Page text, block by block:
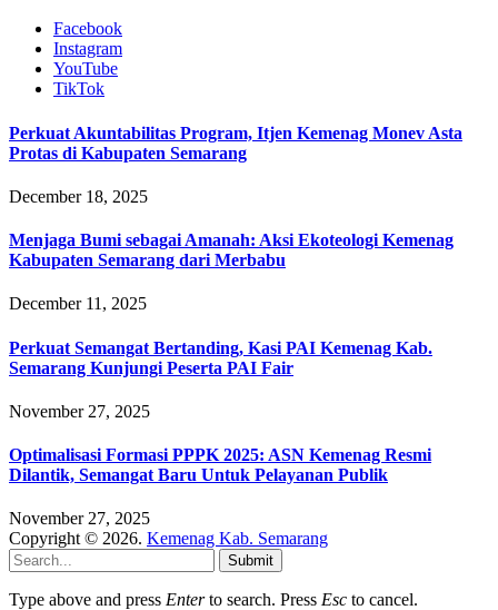
Facebook
Instagram
YouTube
TikTok
Perkuat Akuntabilitas Program, Itjen Kemenag Monev Asta
Protas di Kabupaten Semarang
December 18, 2025
Menjaga Bumi sebagai Amanah: Aksi Ekoteologi Kemenag
Kabupaten Semarang dari Merbabu
December 11, 2025
Perkuat Semangat Bertanding, Kasi PAI Kemenag Kab.
Semarang Kunjungi Peserta PAI Fair
November 27, 2025
Optimalisasi Formasi PPPK 2025: ASN Kemenag Resmi
Dilantik, Semangat Baru Untuk Pelayanan Publik
November 27, 2025
Copyright © 2026. Kemenag Kab. Semarang
Submit
Type above and press Enterto search. Press Esc to cancel.